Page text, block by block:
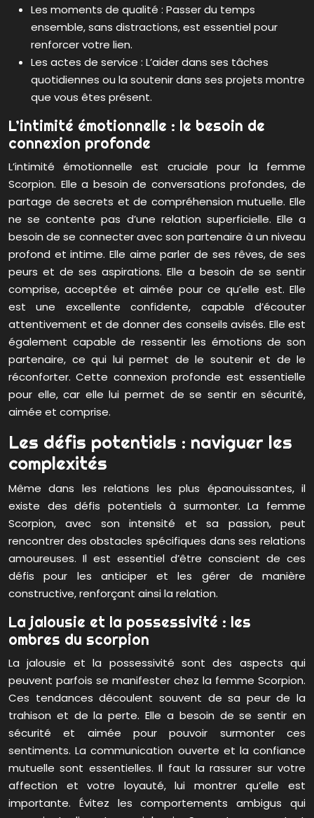
Les moments de qualité : Passer du temps
ensemble, sans distractions, est essentiel pour
renforcer votre lien.
Les actes de service : L’aider dans ses tâches
quotidiennes ou la soutenir dans ses projets montre
que vous êtes présent.
L’intimité émotionnelle : le besoin de
connexion profonde
L’intimité émotionnelle est cruciale pour la femme
Scorpion. Elle a besoin de conversations profondes, de
partage de secrets et de compréhension mutuelle. Elle
ne se contente pas d’une relation superficielle. Elle a
besoin de se connecter avec son partenaire à un niveau
profond et intime. Elle aime parler de ses rêves, de ses
peurs et de ses aspirations. Elle a besoin de se sentir
comprise, acceptée et aimée pour ce qu’elle est. Elle
est une excellente confidente, capable d’écouter
attentivement et de donner des conseils avisés. Elle est
également capable de ressentir les émotions de son
partenaire, ce qui lui permet de le soutenir et de le
réconforter. Cette connexion profonde est essentielle
pour elle, car elle lui permet de se sentir en sécurité,
aimée et comprise.
Les défis potentiels : naviguer les
complexités
Même dans les relations les plus épanouissantes, il
existe des défis potentiels à surmonter. La femme
Scorpion, avec son intensité et sa passion, peut
rencontrer des obstacles spécifiques dans ses relations
amoureuses. Il est essentiel d’être conscient de ces
défis pour les anticiper et les gérer de manière
constructive, renforçant ainsi la relation.
La jalousie et la possessivité : les
ombres du scorpion
La jalousie et la possessivité sont des aspects qui
peuvent parfois se manifester chez la femme Scorpion.
Ces tendances découlent souvent de sa peur de la
trahison et de la perte. Elle a besoin de se sentir en
sécurité et aimée pour pouvoir surmonter ces
sentiments. La communication ouverte et la confiance
mutuelle sont essentielles. Il faut la rassurer sur votre
affection et votre loyauté, lui montrer qu’elle est
importante. Évitez les comportements ambigus qui